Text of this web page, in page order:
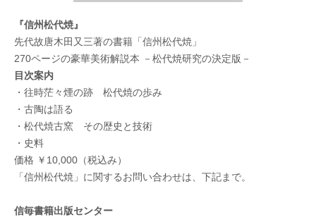
『信州松代焼』
先代故唐木田又三著の書籍「信州松代焼」
270ページの豪華美術解説本 －松代焼研究の決定版－
目次案内
・往時茫々煙の跡 松代焼の歩み
・古陶は語る
・松代焼古窯 その歴史と技術
・史料
価格 ￥10,000（税込み）
「信州松代焼」に関するお問い合わせは、下記まで。
信毎書籍出版センター